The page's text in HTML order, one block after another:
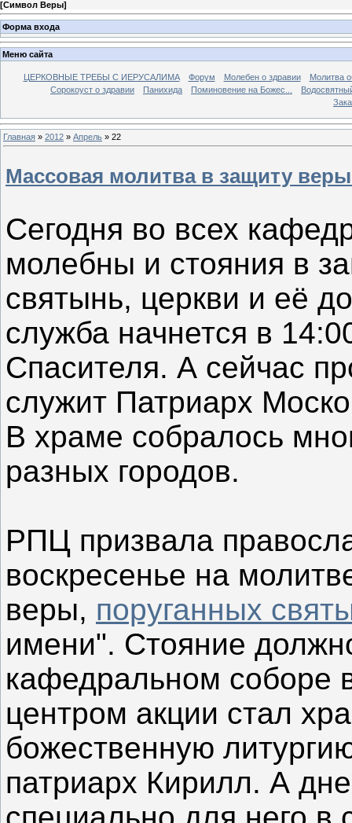
[Символ Веры]
Форма входа
Меню сайта
ЦЕРКОВНЫЕ ТРЕБЫ С ИЕРУСАЛИМА Форум Молебен о здравии
Молитва
Сорокоуст о здравии
Панихида Поминовение на Божес...
Главная » 2012 » Апрель » 22
Массовая молитва в защиту
Сегодня во всех
молебны и стояния в
святынь, церкви и её
служба начнется в
Спасителя. А сейчас
служит Патриарх
В храме собралось
разных городов.
РПЦ призвала
воскресенье на
веры, поруганных
имени". Стояние
кафедральном соборе
центром акции стал
божественную
патриарх Кирилл. А